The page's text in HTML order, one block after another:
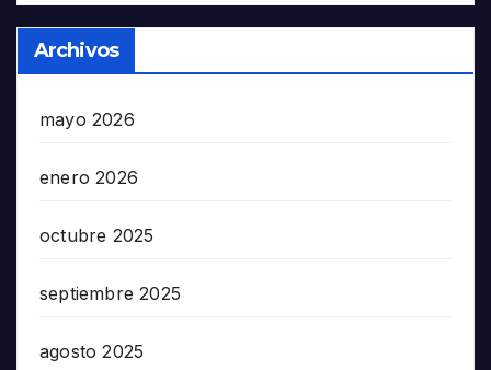
Archivos
mayo 2026
enero 2026
octubre 2025
septiembre 2025
agosto 2025